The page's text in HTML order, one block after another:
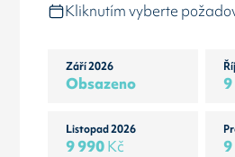
Kliknutím vyberte
Září 2026
Obsazeno
Listopad 2026
9 990Kč